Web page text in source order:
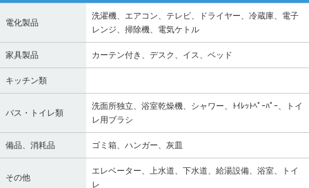
電化製品
洗濯機、エアコン、テレビ、ドライヤー、冷蔵庫、電子
レンジ、掃除機、電気ケトル
家具製品 カーテン付き、デスク、イス、ベッド
キッチン類
バス・トイレ類
洗面所独立、浴室乾燥機、シャワー、ﾄｲﾚｯﾄﾍﾟｰﾊﾟｰ、トイ
レ用ブラシ
備品、消耗品 ゴミ箱、ハンガー、灰皿
その他
エレベーター、上水道、下水道、給湯設備、浴室、トイ
レ